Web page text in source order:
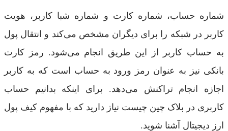
شماره حساب، شماره کارت و شماره شبا کاربر، هویت
کاربر در شبکه را برای دیگران مشخص می‌کند و انتقال پول
به حساب کاربر از این طریق انجام می‌شود. رمز کارت
بانکی نیز به عنوان رمز ورود به حساب است که به کاربر
اجازه انجام تراکنش می‌دهد. برای اینکه بدانیم حساب
کاربری در بلاک چین چیست نیاز دارید که با مفهوم کیف پول
ارز دیجیتال آشنا شوید.